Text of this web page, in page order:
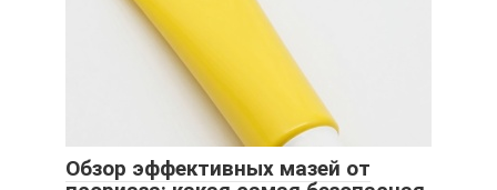
Обзор эффективных мазей от